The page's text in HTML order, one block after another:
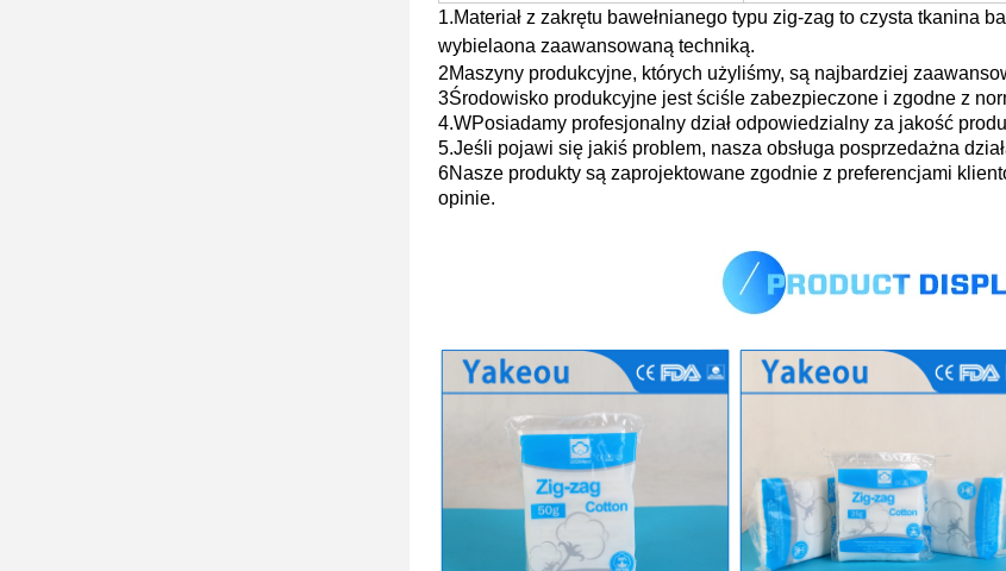
1.Materiał z zakrętu bawełnianego typu zig-zag to czysta tkanina
wybielaona zaawansowaną techniką.
2Maszyny produkcyjne, których użyliśmy, są najbardziej
3Środowisko produkcyjne jest ściśle zabezpieczone i zgodne z
4.WPosiadamy profesjonalny dział odpowiedzialny za jakość
5.Jeśli pojawi się jakiś problem, nasza obsługa posprzedażna
6Nasze produkty są zaprojektowane zgodnie z preferencjami
opinie.